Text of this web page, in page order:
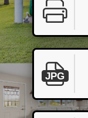
JPG